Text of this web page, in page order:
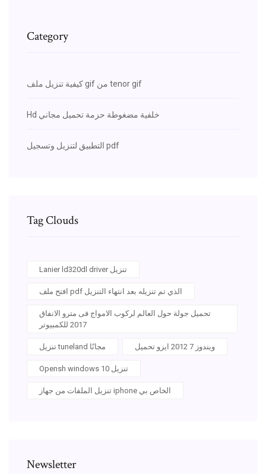
Category
كيفية تنزيل ملف gif من tenor gif
Hd خلفية مضغوطة حزمة تحميل مجاني
التطبيق لتنزيل وتسجيل pdf
Tag Clouds
Lanier ld320dl driver تنزيل
افتح ملف pdf الذي تم تنزيله بعد انتهاء التنزيل
تحميل جولة حول العالم لركوب الامواج فى مترو الانفاق
2017 للكمبيوتر
تنزيل tuneland مجانًا ويندوز 7 2012 ايزو تحميل
Opensh windows 10 تنزيل
تنزيل الملفات من جهاز iphone الخاص بي
Newsletter